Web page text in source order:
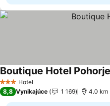
3 Počet hviezdičiek
Hotel
Boutique Hotel Pohorje
8,8 Vynikajúce 1 169 4.0 km